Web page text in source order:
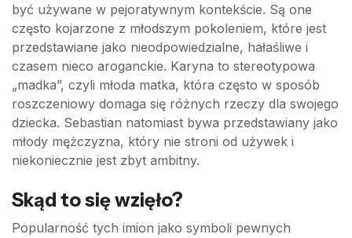
być używane w pejoratywnym kontekście. Są one
często kojarzone z młodszym pokoleniem, które jest
przedstawiane jako nieodpowiedzialne, hałaśliwe i
czasem nieco aroganckie. Karyna to stereotypowa
„madka”, czyli młoda matka, która często w sposób
roszczeniowy domaga się różnych rzeczy dla swojego
dziecka. Sebastian natomiast bywa przedstawiany jako
młody mężczyzna, który nie stroni od używek i
niekoniecznie jest zbyt ambitny.
Skąd to się wzięło?
Popularność tych imion jako symboli pewnych